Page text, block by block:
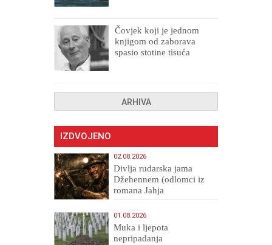
Čovjek koji je jednom
knjigom od zaborava
spasio stotine tisuća
ARHIVA
IZDVOJENO
02.08.2026
Divlja rudarska jama
Džehennem (odlomci iz
romana Jahja
01.08.2026
Muka i ljepota
nepripadanja